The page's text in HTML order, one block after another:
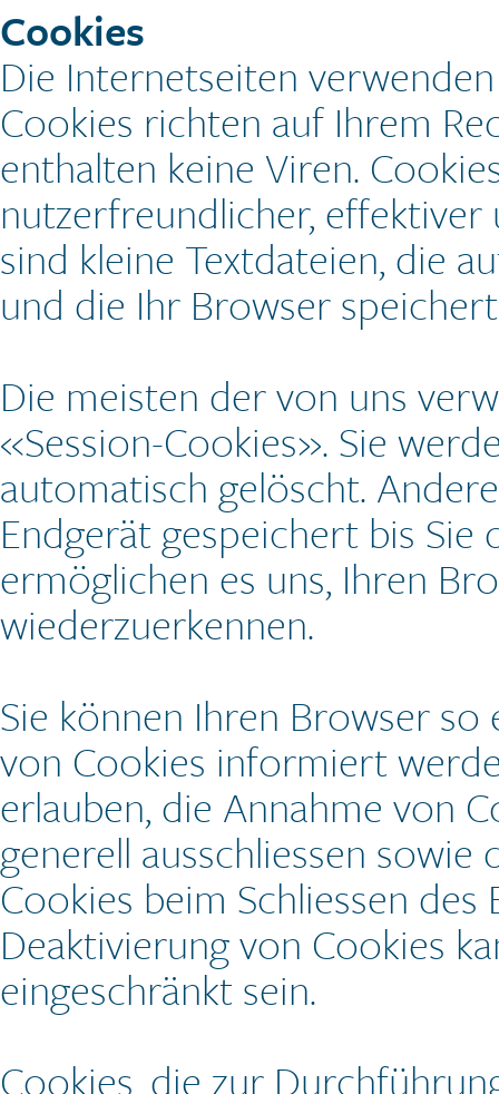
Cookies
Die Internetseiten
Cookies richten auf Ihrem
enthalten keine Viren.
nutzerfreundlicher, effektiver
sind kleine Textdateien, die
und die Ihr Browser
Die meisten der von uns
«Session-Cookies». Sie
automatisch gelöscht.
Endgerät gespeichert bis Sie
ermöglichen es uns, Ihren
wiederzuerkennen.
Sie können Ihren Browser so
von Cookies informiert
erlauben, die Annahme von
generell ausschliessen
Cookies beim Schliessen
Deaktivierung von Cookies
eingeschränkt sein.
Cookies, die zur